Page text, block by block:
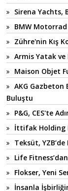
Sirena Yachts,
BMW
Zühre'nin Kış
Armis Yatak ve
Maison Objet
AKG Gazbeton
Buluştu
P&G, CES'te
İttifak Holding
Teksüt,
Life
Flokser, Yeni
İnsanla